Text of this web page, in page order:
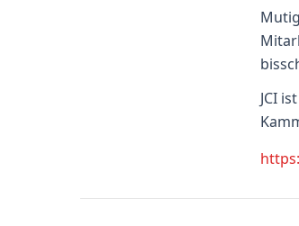
JCI